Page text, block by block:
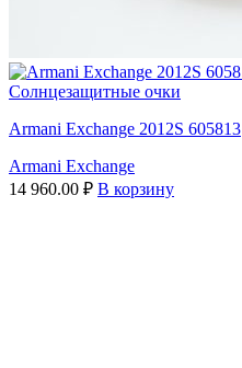
Солнцезащитные очки
Armani Exchange 2012S 605813
Armani Exchange
14 960.00 ₽ В корзину